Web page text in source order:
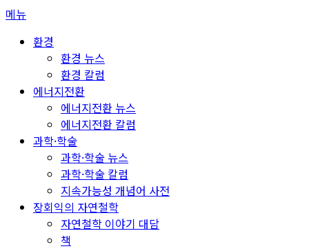
콘
메뉴
환경
환경 뉴스
환경 칼럼
에너지전환
에너지전환 뉴스
에너지전환 칼럼
과학·학술
과학·학술 뉴스
과학·학술 칼럼
지속가능성 개념어 사전
장회익의 자연철학
자연철학 이야기 대담
책